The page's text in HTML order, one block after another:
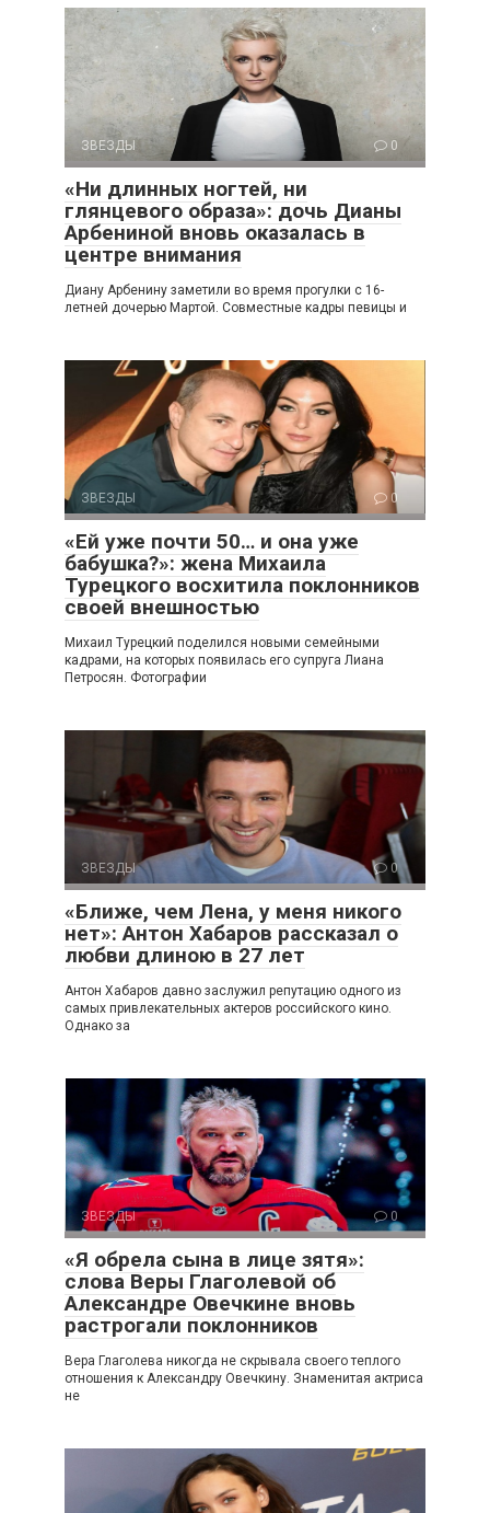
ЗВЕЗДЫ 0
«Ни длинных ногтей, ни
глянцевого образа»: дочь Дианы
Арбениной вновь оказалась в
центре внимания
Диану Арбенину заметили во время прогулки с 16-
летней дочерью Мартой. Совместные кадры певицы и
ЗВЕЗДЫ 0
«Ей уже почти 50… и она уже
бабушка?»: жена Михаила
Турецкого восхитила поклонников
своей внешностью
Михаил Турецкий поделился новыми семейными
кадрами, на которых появилась его супруга Лиана
Петросян. Фотографии
ЗВЕЗДЫ 0
«Ближе, чем Лена, у меня никого
нет»: Антон Хабаров рассказал о
любви длиною в 27 лет
Антон Хабаров давно заслужил репутацию одного из
самых привлекательных актеров российского кино.
Однако за
ЗВЕЗДЫ 0
«Я обрела сына в лице зятя»:
слова Веры Глаголевой об
Александре Овечкине вновь
растрогали поклонников
Вера Глаголева никогда не скрывала своего теплого
отношения к Александру Овечкину. Знаменитая актриса
не